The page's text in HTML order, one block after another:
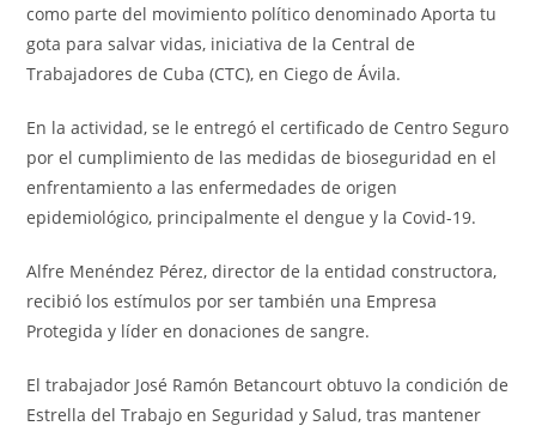
como parte del movimiento político denominado Aporta tu
gota para salvar vidas, iniciativa de la Central de
Trabajadores de Cuba (CTC), en Ciego de Ávila.
En la actividad, se le entregó el certificado de Centro Seguro
por el cumplimiento de las medidas de bioseguridad en el
enfrentamiento a las enfermedades de origen
epidemiológico, principalmente el dengue y la Covid-19.
Alfre Menéndez Pérez, director de la entidad constructora,
recibió los estímulos por ser también una Empresa
Protegida y líder en donaciones de sangre.
El trabajador José Ramón Betancourt obtuvo la condición de
Estrella del Trabajo en Seguridad y Salud, tras mantener